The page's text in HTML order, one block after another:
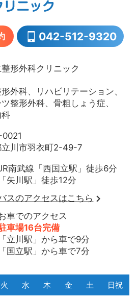
042-512-9320
形外科クリニック
外科、
リハビリテーション、
整形外科、 骨粗しょう症、
0021
立川市羽衣町2-49-7
南武線「西国立駅」徒歩6分
「矢川駅」徒歩12分
スのアクセスはこちら
車でのアクセス
車場16台完備
「立川駅」から車で9分
「国立駅」から車で7分
火 水 木 金 土 日祝